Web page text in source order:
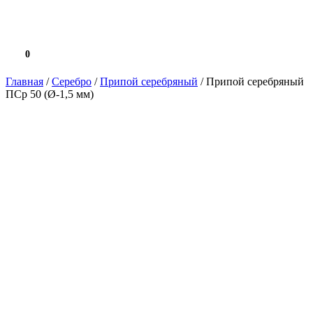
0
0.0 ₽
Главная /Серебро /Припой серебряный / Припой серебряный
ПСр 50 (Ø-1,5 мм)